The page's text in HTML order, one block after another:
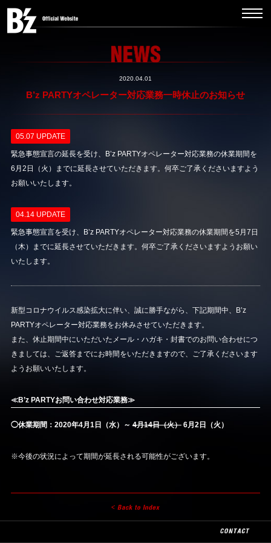
2020.04.01
B’z PARTYオペレーター対応業務一時休止のお知らせ
05.07 UPDATE
緊急事態宣言の延長を受け、B’z PARTYオペレーター対応業務の休業期間を
6月2日（火）までに延長させていただきます。何卒ご了承くださいますよう
お願いいたします。
04.14 UPDATE
緊急事態宣言を受け、B’z PARTYオペレーター対応業務の休業期間を5月7日
（木）までに延長させていただきます。何卒ご了承くださいますようお願い
いたします。
新型コロナウイルス感染拡大に伴い、誠に勝手ながら、下記期間中、B’z
PARTYオペレーター対応業務をお休みさせていただきます。
また、休止期間中にいただいたメール・ハガキ・封書でのお問い合わせにつ
きましては、ご返答までにお時間をいただきますので、ご了承くださいます
ようお願いいたします。
≪B’z PARTYお問い合わせ対応業務≫
◯休業期間：2020年4月1日（水）～ 4月14日（火）6月2日（火）
※今後の状況によって期間が延長される可能性がございます。